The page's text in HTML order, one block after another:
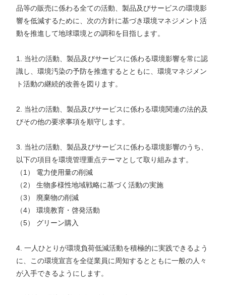
品等の販売に係わる全ての活動、製品及びサービスの環境影
響を低減するために、次の方針に基づき環境マネジメント活
動を推進して地球環境との調和を目指します。
1. 当社の活動、製品及びサービスに係わる環境影響を常に認
識し、環境汚染の予防を推進するとともに、環境マネジメン
ト活動の継続的改善を図ります。
2. 当社の活動、製品及びサービスに係わる環境関連の法的及
びその他の要求事項を順守します。
3. 当社の活動、製品及びサービスに係わる環境影響のうち、
以下の項目を環境管理重点テーマとして取り組みます。
（1） 電力使用量の削減
（2） 生物多様性地域戦略に基づく活動の実施
（3） 廃棄物の削減
（4） 環境教育・啓発活動
（5） グリーン購入
4. 一人ひとりが環境負荷低減活動を積極的に実践できるよう
に、この環境宣言を全従業員に周知するとともに一般の人々
が入手できるようにします。